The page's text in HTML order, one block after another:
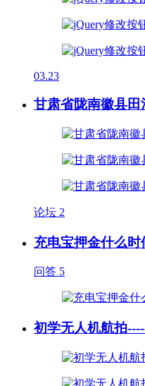
03.23
甘肃省陇南徽县田
论坛 2
充电宝押金什么时
问答 5
初学无人机航拍